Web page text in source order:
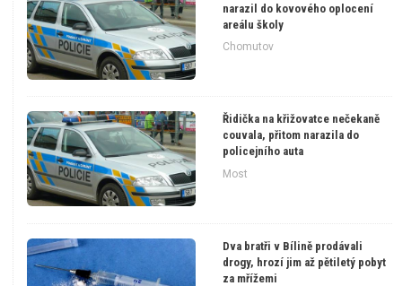
narazil do kovového oplocení
areálu školy
Chomutov
Řidička na křižovatce nečekaně
couvala, přitom narazila do
policejního auta
Most
Dva bratři v Bílině prodávali
drogy, hrozí jim až pětiletý pobyt
za mřížemi